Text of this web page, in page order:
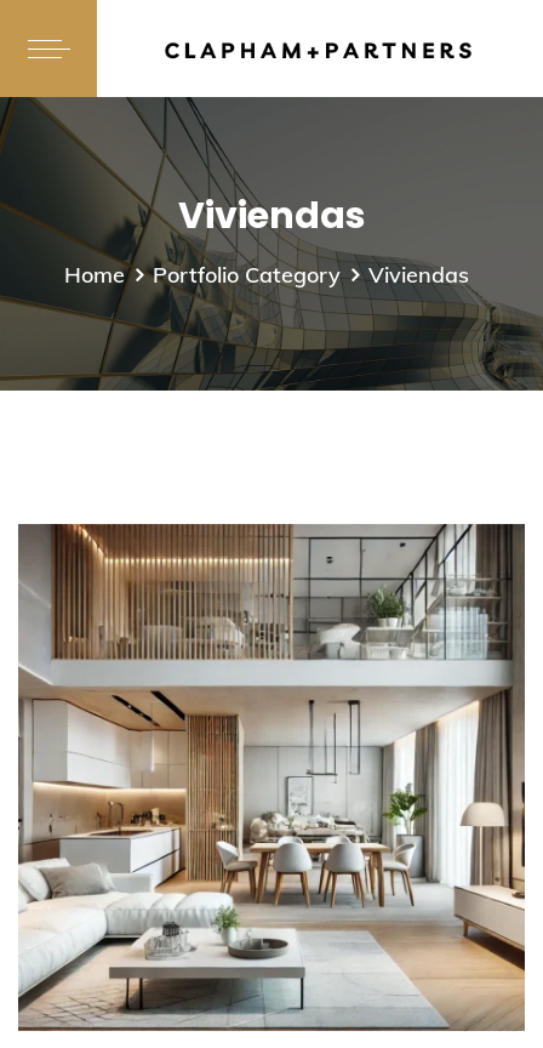
Viviendas
Home Portfolio Category Viviendas